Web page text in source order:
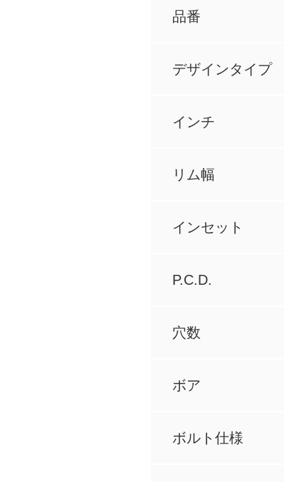
品番
デザインタイプ
インチ
リム幅
インセット
P.C.D.
穴数
ボア
ボルト仕様